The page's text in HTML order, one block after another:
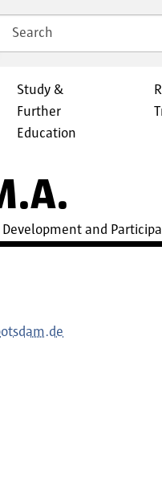
Search
Study &
Further
Education
and